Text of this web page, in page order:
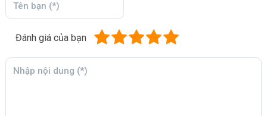
Đánh giá của bạn